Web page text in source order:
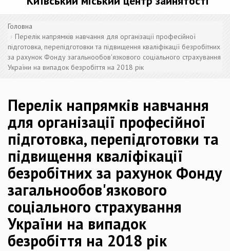
Головна
Перелік напрямків навчання для організації професійної
підготовка, перепідготовки та підвищення кваліфікації безробітних
за рахунок Фонду загальнообов'язкового соціального страхування
України на випадок безробіття на 2018 рік
Перелік напрямків навчання
для організації професійної
підготовка, перепідготовки та
підвищення кваліфікації
безробітних за рахунок Фонду
загальнообов'язкового
соціального страхування
України на випадок
безробіття на 2018 рік